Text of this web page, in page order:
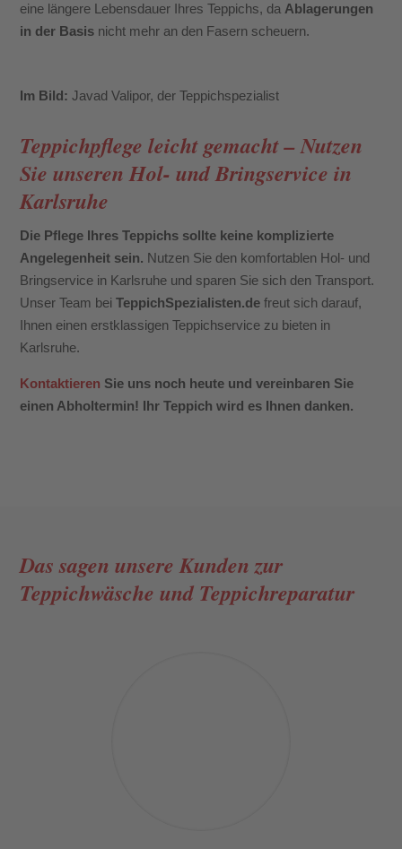
eine längere Lebensdauer Ihres Teppichs, da Ablagerungen
in der Basis nicht mehr an den Fasern scheuern.
Im Bild: Javad Valipor, der Teppichspezialist
Teppichpflege leicht gemacht – Nutzen
Sie unseren Hol- und Bringservice in
Karlsruhe
Die Pflege Ihres Teppichs sollte keine komplizierte
Angelegenheit sein. Nutzen Sie den komfortablen Hol- und
Bringservice in Karlsruhe und sparen Sie sich den Transport.
Unser Team beiTeppichSpezialisten.de freut sich darauf,
Ihnen einen erstklassigen Teppichservice zu bieten in
Karlsruhe.
Kontaktieren Sie uns noch heute und vereinbaren Sie
einen Abholtermin! Ihr Teppich wird es Ihnen danken.
Das sagen unsere Kundenzur
Teppichwäsche und Teppichreparatur